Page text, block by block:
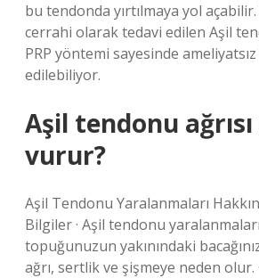
bu tendonda yırtılmaya yol
cerrahi olarak tedavi edilen Aşil
PRP yöntemi sayesinde
edilebiliyor.
Aşil tendonu
vurur?
Aşil Tendonu Yaralanmaları
Bilgiler · Aşil tendonu
topuğunuzun yakınındaki
ağrı, sertlik ve şişmeye neden olur.